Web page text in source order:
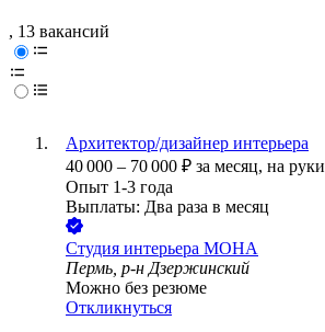
, 13 вакансий
Архитектор/дизайнер интерьера
40 000 – 70 000 ₽ за месяц, на руки
Опыт 1-3 года
Выплаты: Два раза в месяц
Студия интерьера МОНА
Пермь, р-н Дзержинский
Можно без резюме
Откликнуться